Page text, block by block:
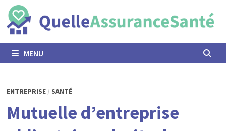
Passer
au
contenu
MENU
ENTREPRISE/ SANTÉ
Mutuelle d’entreprise